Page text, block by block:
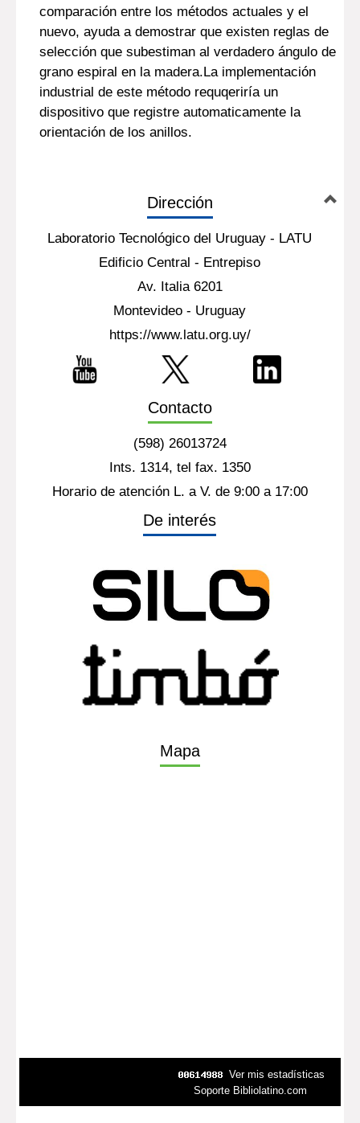
comparación entre los métodos actuales y el
nuevo, ayuda a demostrar que existen reglas de
selección que subestiman al verdadero ángulo de
grano espiral en la madera.La implementación
industrial de este método requqeriría un
dispositivo que registre automaticamente la
orientación de los anillos.
Dirección
Laboratorio Tecnológico del Uruguay - LATU
Edificio Central - Entrepiso
Av. Italia 6201
Montevideo - Uruguay
https://www.latu.org.uy/
Contacto
(598) 26013724
Ints. 1314, tel fax. 1350
Horario de atención L. a V. de 9:00 a 17:00
De interés
Mapa
Ver mis estadísticas
Soporte Bibliolatino.com